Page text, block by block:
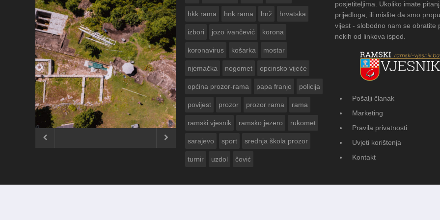
ČESTITKA RAMSKOG VJESNIKA ZA
USKRS 2023. GODINE
FOTOGALERIJA: Čuvanje
 
hkk rama hnk rama hnž hrvatska
izbori jozo ivančević korona
koronavirus košarka mostar
njemačka nogomet opcinsko vijeće
općina prozor-rama papa franjo policija
povijest prozor prozor rama rama
ramski vjesnik ramsko jezero rukomet
sarajevo sport srednja škola prozor
turnir uzdol čović
posjetiteljima. Ukoliko imate
prijedloga, ili mislite da smo
vijest - slobodno nam se obratite
nekih od linkova ispod.
Pošalji članak
Marketing
Pravila privatnosti
Uvjeti korištenja
Kontakt